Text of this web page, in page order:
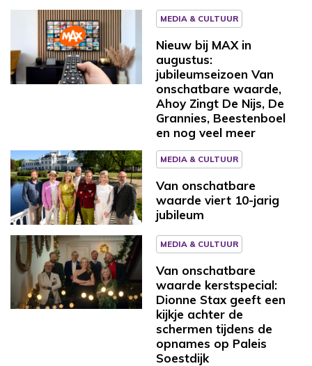
MEDIA & CULTUUR
Nieuw bij MAX in
augustus:
jubileumseizoen Van
onschatbare waarde,
Ahoy Zingt De Nijs, De
Grannies, Beestenboel
en nog veel meer
MEDIA & CULTUUR
Van onschatbare
waarde viert 10-jarig
jubileum
MEDIA & CULTUUR
Van onschatbare
waarde kerstspecial:
Dionne Stax geeft een
kijkje achter de
schermen tijdens de
opnames op Paleis
Soestdijk